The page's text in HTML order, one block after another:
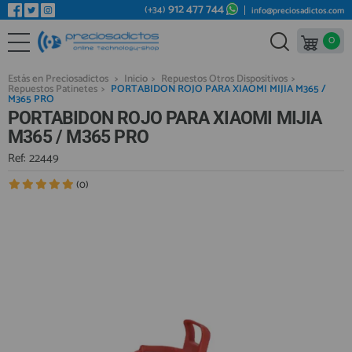
REPUESTOS MÓVILES
REPUESTOS TABLET
REPUESTOS RELOJES INTELIGENTES
REPUESTOS VIDEOCONSOLAS
REPUESTOS MACBOOK
REPUESTOS OTROS DISPOSITIVOS
MÓVILES REACONDICIONADOS
Bienvenid@ otra vez
YA SOY CLIENTE
Recordarme
(+34) 912 477 744 info@preciosadictos.com
0
Estás en Preciosadictos > Inicio > Repuestos Otros Dispositivos >
Repuestos Patinetes > PORTABIDON ROJO PARA XIAOMI MIJIA M365 /
M365 PRO
PORTABIDON ROJO PARA XIAOMI MIJIA
M365 / M365 PRO
Ref: 22449
(0)